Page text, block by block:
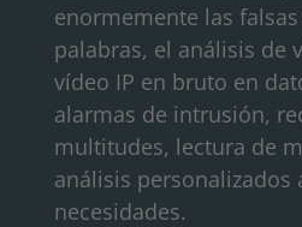
enormemente las
palabras, el análisis de
vídeo IP en bruto en
alarmas de intrusión,
multitudes, lectura de
análisis personalizados
necesidades.